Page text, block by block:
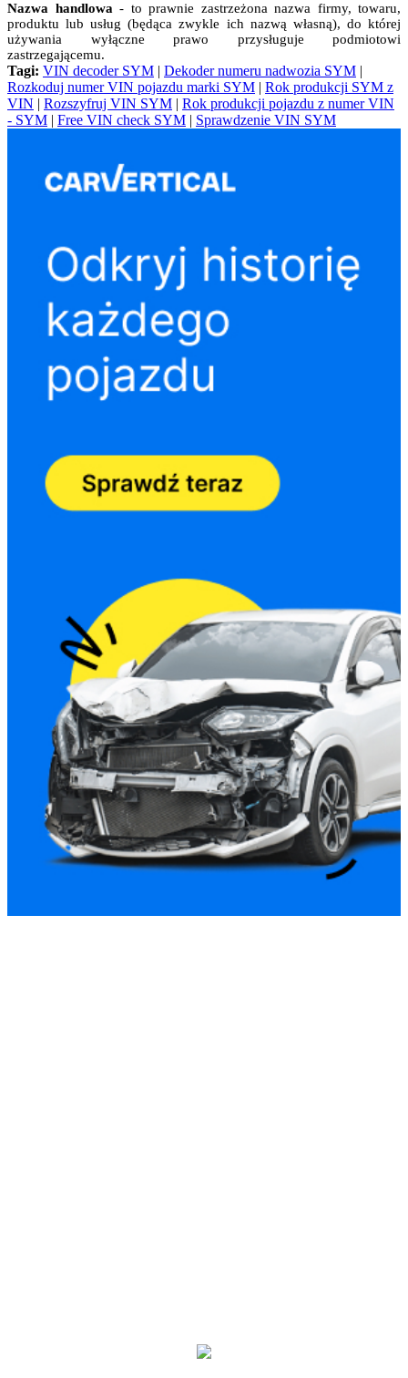
Nazwa handlowa- to prawnie zastrzeżona nazwa firmy, towaru,
produktu lub usług (będąca zwykle ich nazwą własną), do której
używania wyłączne prawo przysługuje podmiotowi
zastrzegającemu.
Tagi: VIN decoder SYM | Dekoder numeru nadwozia SYM |
Rozkoduj numer VIN pojazdu marki SYM | Rok produkcji SYM z
VIN | Rozszyfruj VIN SYM | Rok produkcji pojazdu z numer VIN
- SYM | Free VIN check SYM | Sprawdzenie VIN SYM